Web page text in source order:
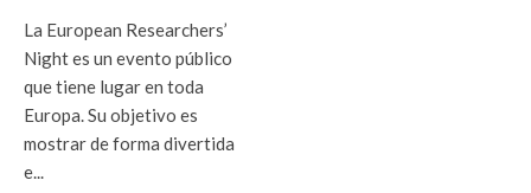
La European Researchers’
Night es un evento público
que tiene lugar en toda
Europa. Su objetivo es
mostrar de forma divertida
e...